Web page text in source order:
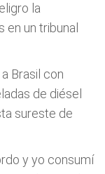
la
en un tribunal
Brasil con
de diésel
sureste de
y yo consumí